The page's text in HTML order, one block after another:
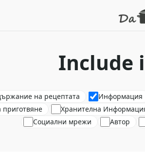
Include
на рецептата
Информация
Хранителна
Социални мрежи
Автор